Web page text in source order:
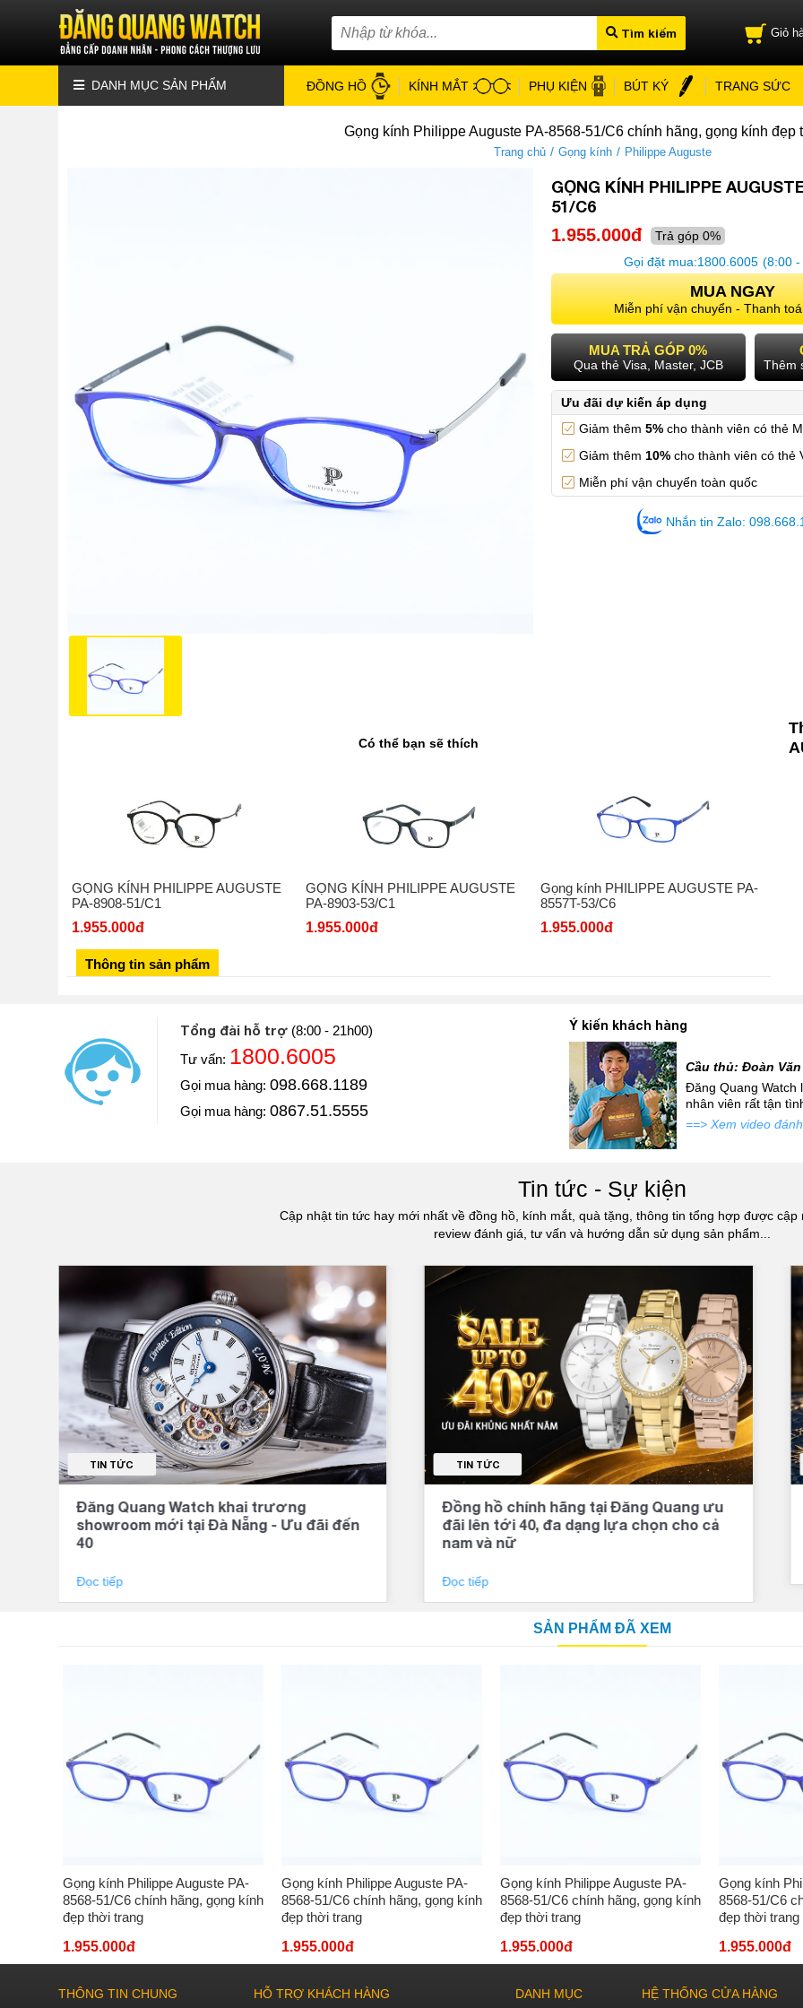
Tìm kiếm Giỏ
DANH MỤC SẢN PHẨM ĐỒNG HỒ KÍNH MẮT PHỤ KIỆN BÚT KÝ TRANG SỨC
Gọng kính Philippe Auguste PA-8568-51/C6 chính hãng, gọng kính đẹp
Trang chủ / Gọng kính / Philippe Auguste
GỌNG KÍNH PHILIPPE
51/C6
1.955.000đ
Trả góp 0%
Gọi đặt mua:1800.6005 (8:00 -
MUA NGAY
Miễn phí vận chuyển - Thanh
MUA TRẢ GÓP 0%
Qua thẻ Visa, Master, JCB Thêm
Ưu đãi dự kiến áp dụng
Giảm thêm 5%cho thành viên có thẻ
Giảm thêm 10%cho thành viên có thẻ
Miễn phí vận chuyển toàn quốc
Nhắn tin Zalo:
Có thể bạn sẽ thích
GỌNG KÍNH PHILIPPE AUGUSTE
PA-8908-51/C1
1.955.000đ
GỌNG KÍNH PHILIPPE AUGUSTE
PA-8903-53/C1
1.955.000đ
Gọng kính PHILIPPE AUGUSTE PA-
8557T-53/C6
1.955.000đ
Thông tin sản phẩm
Tổng đài hỗ trợ (8:00 - 21h00)
Tư vấn: 1800.6005
Gọi mua hàng: 098.668.1189
Gọi mua hàng: 0867.51.5555
Ý kiến khách hàng
Diễn viên: Hoàng Kim Ngọc
Khoe với mọi người Ngọc vừa mua một chiếc đồng hồ mới siêu đẹp để đi tặng
luôn và chiếc đồng hồ này Ngọc mua ở Đăng Quang Watch đấy...
Cầu thủ: Đoàn Văn
Đăng Quang Watch
nhân viên rất tận
==> Xem video
Tin tức - Sự kiện
Cập nhật tin tức hay mới nhất về đồng hồ, kính mắt, quà tặng, thông tin tổng hợp được cập
review đánh giá, tư vấn và hướng dẫn sử dụng sản phẩm...
TIN TỨC
Đăng Quang Watch khai trương
showroom mới tại Đà Nẵng - Ưu đãi đến
40
Đọc tiếp
TIN TỨC
Đồng hồ chính hãng tại Đăng Quang ưu
đãi lên tới 40, đa dạng lựa chọn cho cả
nam và nữ
Đọc tiếp
SẢN PHẨM ĐÃ XEM
Gọng kính Philippe Auguste PA-
8568-51/C6 chính hãng, gọng kính
đẹp thời trang
1.955.000đ
Gọng kính Philippe Auguste PA-
8568-51/C6 chính hãng, gọng kính
đẹp thời trang
1.955.000đ
Gọng kính Philippe Auguste PA-
8568-51/C6 chính hãng, gọng kính
đẹp thời trang
1.955.000đ
Gọng kính
8568-51/C6
đẹp thời trang
1.955.000đ
THÔNG TIN CHUNG HỖ TRỢ KHÁCH HÀNG DANH MỤC HỆ THỐNG CỬA HÀNG